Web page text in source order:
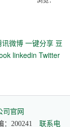
讯微博 一键分享 豆
linkedin Twitter
司官网
：200241 联系电